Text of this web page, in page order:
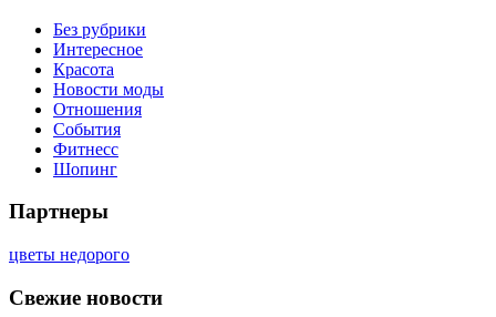
Без рубрики
Интересное
Красота
Новости моды
Отношения
События
Фитнесс
Шопинг
Партнеры
цветы недорого
Свежие новости